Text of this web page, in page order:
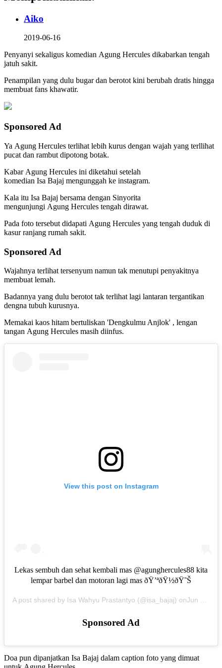
Aiko
2019-06-16
Penyanyi sekaligus komedian Agung Hercules dikabarkan tengah
jatuh sakit.
Penampilan yang dulu bugar dan berotot kini berubah dratis hingga
membuat fans khawatir.
Sponsored Ad
Ya Agung Hercules terlihat lebih kurus dengan wajah yang terllihat
pucat dan rambut dipotong botak.
Kabar Agung Hercules ini diketahui setelah
komedian Isa Bajaj mengunggah ke instagram.
Kala itu Isa Bajaj bersama dengan Sinyorita
mengunjungi Agung Hercules tengah dirawat.
Pada foto tersebut didapati Agung Hercules yang tengah duduk di
kasur ranjang rumah sakit.
Sponsored Ad
Wajahnya terlihat tersenyum namun tak menutupi penyakitnya
membuat lemah.
Badannya yang dulu berotot tak terlihat lagi lantaran tergantikan
dengna tubuh kurusnya.
Memakai kaos hitam bertuliskan 'Dengkulmu Anjlok' , lengan
tangan Agung Hercules masih diinfus.
View this post on Instagram
Lekas sembuh dan sehat kembali mas @agunghercules88 kita
lempar barbel dan motoran lagi mas ðŸ’ªðŸ½ðŸ˜Š
A post shared by Isa Wahyu Prastantyo (@isa_bajaj) onJun 15, 2019 at 9:52pm PDT
Sponsored Ad
Doa pun dipanjatkan Isa Bajaj dalam caption foto yang dimuat